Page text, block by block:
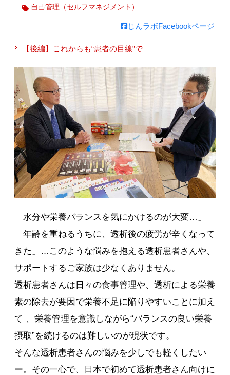
自己管理（セルフマネジメント）
じんラボFacebookページ
【後編】これからも“患者の目線”で
「水分や栄養バランスを気にかけるのが大変…」
「年齢を重ねるうちに、透析後の疲労が辛くなって
きた」…このような悩みを抱える透析患者さんや、
サポートするご家族は少なくありません。
透析患者さんは日々の食事管理や、透析による栄養
素の除去が要因で栄養不足に陥りやすいことに加え
て 、栄養管理を意識しながら“バランスの良い栄養
摂取”を続けるのは難しいのが現状です。
そんな透析患者さんの悩みを少しでも軽くしたい
ー。その一心で、日本で初めて透析患者さん向けに